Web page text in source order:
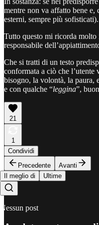
mentre non va affatto bene e,
esterni, sempre più sofisticati).
Tutto questo mi ricorda molto
responsabile
Che si tratti di un testo
conformata a ciò che
bisogno, la volontà, la paura,
e con qualche “leggina”,
21
1
Condividi
Precedente
Avanti
Il meglio di
Ultime
Nessun post